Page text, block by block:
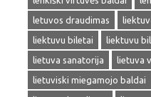
letuvos draudimas
liektuvu biletai
liektuvu
lietuva sanatorija
lietuva
lietuviski miegamojo baldai